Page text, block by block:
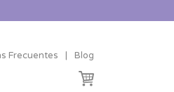
Frecuentes Blog